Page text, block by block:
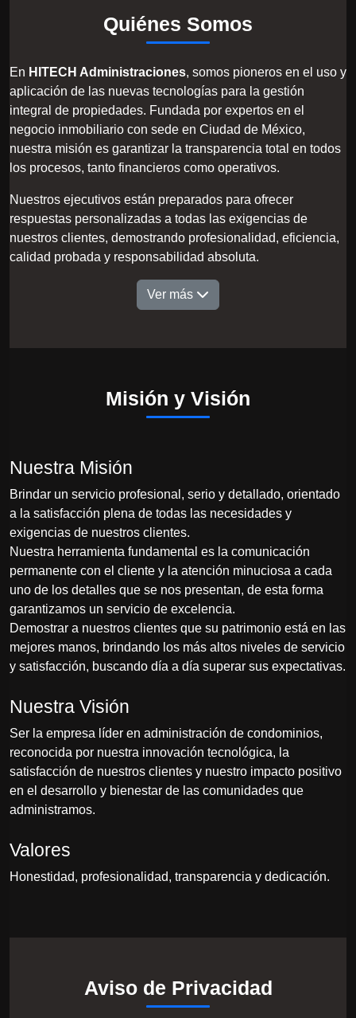
Quiénes Somos
En HITECH Administraciones, somos pioneros en el uso y
aplicación de las nuevas tecnologías para la gestión
integral de propiedades. Fundada por expertos en el
negocio inmobiliario con sede en Ciudad de México,
nuestra misión es garantizar la transparencia total en todos
los procesos, tanto financieros como operativos.
Nuestros ejecutivos están preparados para ofrecer
respuestas personalizadas a todas las exigencias de
nuestros clientes, demostrando profesionalidad, eficiencia,
calidad probada y responsabilidad absoluta.
Ver más
Misión y Visión
Nuestra Misión
Brindar un servicio profesional, serio y detallado, orientado
a la satisfacción plena de todas las necesidades y
exigencias de nuestros clientes.
Nuestra herramienta fundamental es la comunicación
permanente con el cliente y la atención minuciosa a cada
uno de los detalles que se nos presentan, de esta forma
garantizamos un servicio de excelencia.
Demostrar a nuestros clientes que su patrimonio está en las
mejores manos, brindando los más altos niveles de servicio
y satisfacción, buscando día a día superar sus expectativas.
Nuestra Visión
Ser la empresa líder en administración de condominios,
reconocida por nuestra innovación tecnológica, la
satisfacción de nuestros clientes y nuestro impacto positivo
en el desarrollo y bienestar de las comunidades que
administramos.
Valores
Honestidad, profesionalidad, transparencia y dedicación.
Aviso de Privacidad